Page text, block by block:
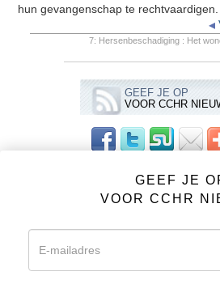
hun gevangenschap te rechtvaardigen.
7: Hersenbeschadiging : Het
GEEF JE OP
VOOR CCHR
VIDEO’S
CCHR (NCRM) Advertenties
GEEF JE
VOOR CCHR